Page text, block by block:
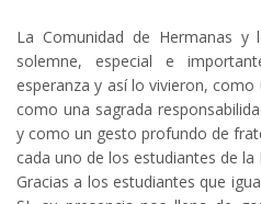
La Comunidad de Hermanas y
solemne, especial e
esperanza y así lo vivieron,
como una sagrada
y como un gesto profundo de
cada uno de los estudiantes de la
Gracias a los estudiantes que